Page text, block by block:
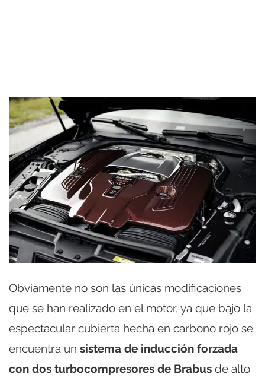
Obviamente no son las únicas modificaciones
que se han realizado en el motor, ya que bajo la
espectacular cubierta hecha en carbono rojo se
encuentra un sistema de inducción forzada
con dos turbocompresores de Brabus de alto